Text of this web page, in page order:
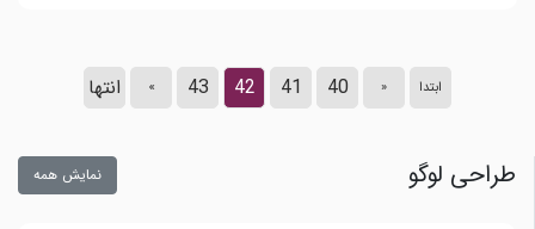
ابتدا «
40
41
42
43
» انتها
طراحی لوگو نمایش همه